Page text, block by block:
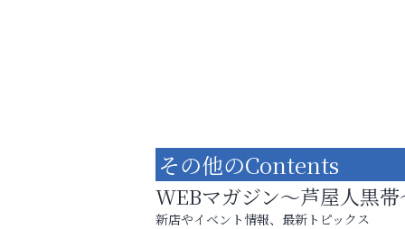
その他のContents
WEBマガジン～芦屋人黒帯
新店やイベント情報、最新トピックス